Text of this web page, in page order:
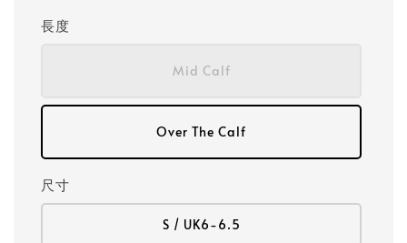
長度
Mid Calf
Over The Calf
尺寸
S / UK6-6.5